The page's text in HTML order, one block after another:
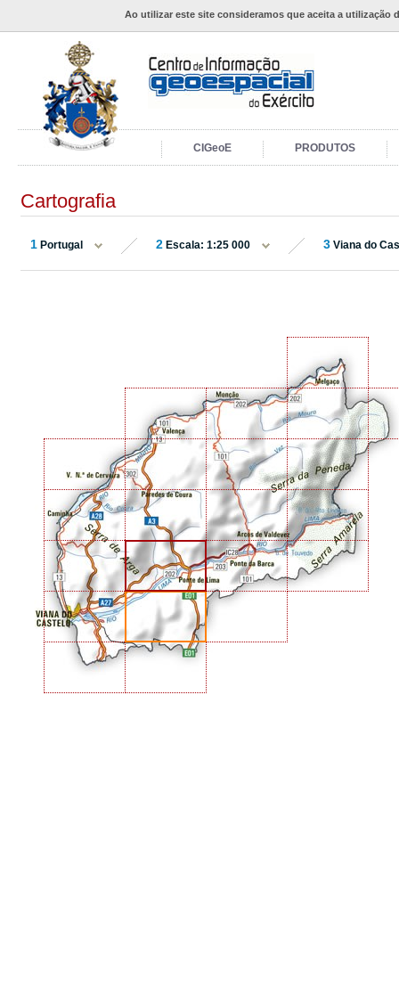
Ao utilizar este site consideramos que aceita a utilização
CIGeoE PRODUTOS
Cartografia
1 Portugal 2 Escala: 1:25 000 3 Viana do